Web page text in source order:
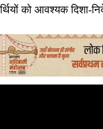
को आवश्यक दिशा-